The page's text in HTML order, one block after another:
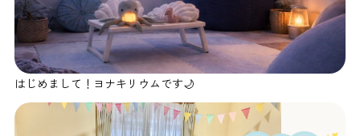
はじめまして！ヨナキリウムです🌙